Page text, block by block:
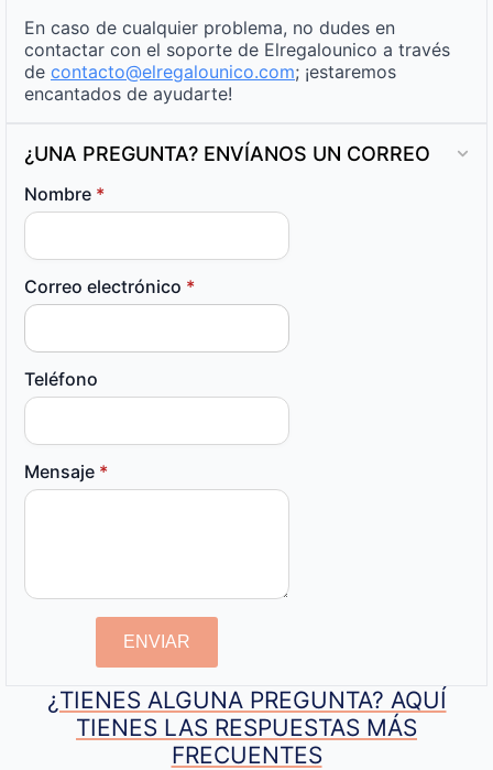
En caso de cualquier problema, no dudes en
contactar con el soporte de Elregalounico a través
de contacto@elregalounico.com; ¡estaremos
encantados de ayudarte!
¿UNA PREGUNTA? ENVÍANOS UN CORREO
Nombre *
Correo electrónico *
Teléfono
Mensaje *
ENVIAR
¿TIENES ALGUNA PREGUNTA? AQUÍ
TIENES LAS RESPUESTAS MÁS
FRECUENTES